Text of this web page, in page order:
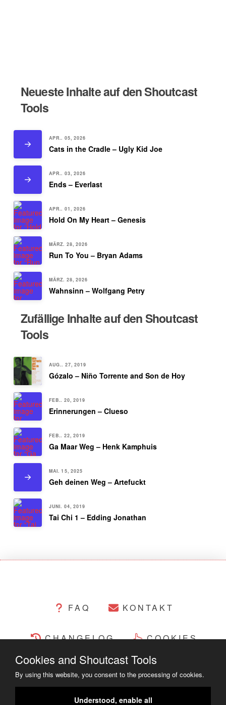
Neueste Inhalte auf den Shoutcast
Tools
APR.. 05, 2026
Cats in the Cradle – Ugly Kid Joe
APR.. 03, 2026
Ends – Everlast
APR.. 01, 2026
Hold On My Heart – Genesis
MÄRZ. 28, 2026
Run To You – Bryan Adams
MÄRZ. 28, 2026
Wahnsinn – Wolfgang Petry
Zufällige Inhalte auf den Shoutcast
Tools
AUG.. 27, 2019
Gózalo – Niño Torrente and Son de Hoy
FEB.. 20, 2019
Erinnerungen – Clueso
FEB.. 22, 2019
Ga Maar Weg – Henk Kamphuis
MAI. 15, 2025
Geh deinen Weg – Artefuckt
JUNI. 04, 2019
Tai Chi 1 – Edding Jonathan
FAQ KONTAKT
CHANGELOG COOKIES
Cookies and Shoutcast Tools
By using this website, you consent to the processing of cookies.
Understood, enable all